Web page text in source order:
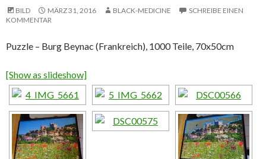
BILD MÄRZ 31, 2016 BLACK-MEDICINE
SCHREIBE EINEN
KOMMENTAR
Puzzle – Burg Beynac (Frankreich), 1000 Teile, 70x50cm
[Show as slideshow]